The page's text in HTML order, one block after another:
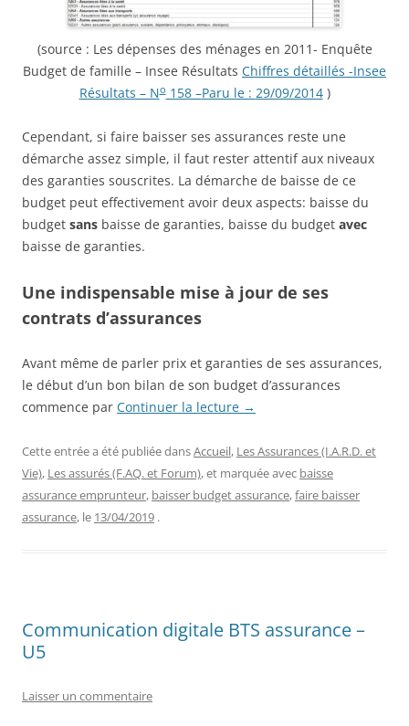
(source : Les dépenses des ménages en 2011- Enquête
Budget de famille – Insee Résultats Chiffres détaillés -Insee
Résultats – No158 –Paru le : 29/09/2014)
Cependant, si faire baisser ses assurances reste une
démarche assez simple, il faut rester attentif aux niveaux
des garanties souscrites. La démarche de baisse de ce
budget peut effectivement avoir deux aspects: baisse du
budget sans baisse de garanties, baisse du budget avec
baisse de garanties.
Une indispensable mise à jour de ses
contrats d’assurances
Avant même de parler prix et garanties de ses assurances,
le début d’un bon bilan de son budget d’assurances
commence par Continuer la lecture →
Cette entrée a été publiée dansAccueil, Les Assurances (I.A.R.D. et
Vie), Les assurés (F.AQ. et Forum), et marquée avec baisse
assurance emprunteur, baisser budget assurance,faire baisser
assurance, le 13/04/2019 .
Communication digitale BTS assurance –
U5
Laisser un commentaire